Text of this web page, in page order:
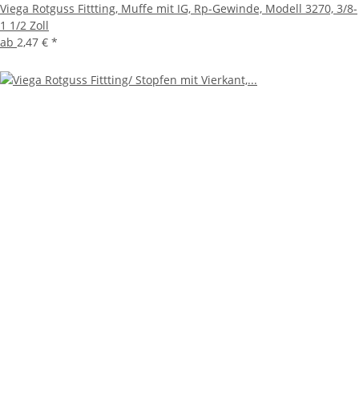
Viega Rotguss Fittting, Muffe mit IG, Rp-Gewinde, Modell 3270, 3/8-
1 1/2 Zoll
ab 2,47 € *